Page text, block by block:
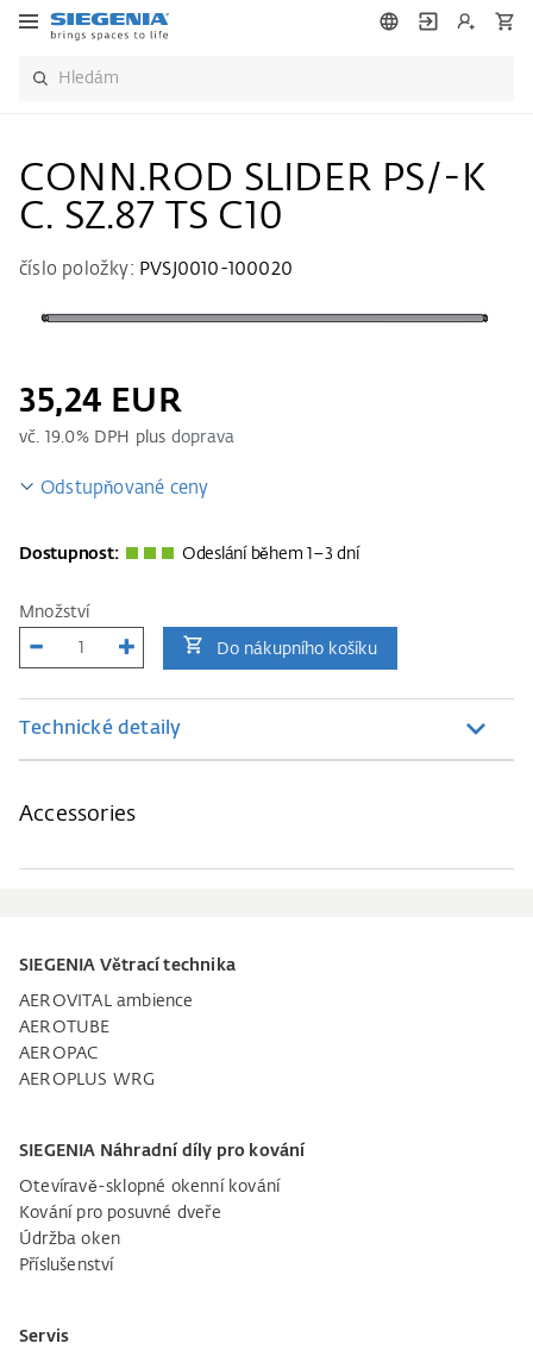
CONN.ROD SLIDER PS/-K
C. SZ.87 TS C10
číslo položky: PVSJ0010-100020
35,24 EUR
vč. 19.0% DPH plus doprava
Odstupňované ceny
Dostupnost: Odeslání během 1–3 dní
Množství
Do nákupního košíku
Technické detaily
Accessories
SIEGENIA Větrací technika
AEROVITAL ambience
AEROTUBE
AEROPAC
AEROPLUS WRG
SIEGENIA Náhradní díly pro kování
Otevíravě-sklopné okenní kování
Kování pro posuvné dveře
Údržba oken
Příslušenství
Servis